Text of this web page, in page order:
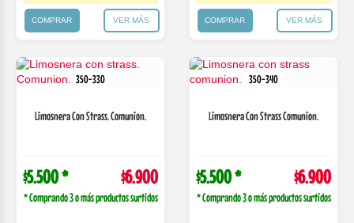
COMPRAR VER MÁS COMPRAR VER MÁS
350-330
Limosnera Con Strass. Comunion.
$5.500 * $6.900
* Comprando 3 o más productos surtidos
350-340
Limosnera Con Strass Comunion.
$5.500 * $6.900
* Comprando 3 o más productos surtidos